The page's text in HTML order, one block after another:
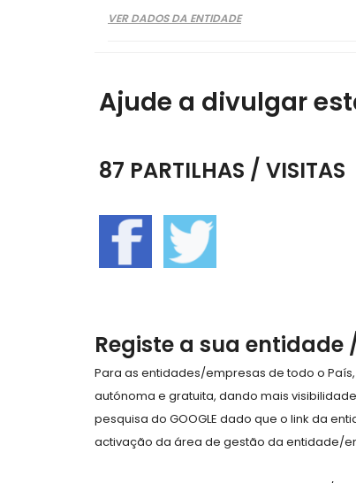
VER DADOS DA ENTIDADE
Ajude a divulgar
87 PARTILHAS / VISITAS
Registe a sua entidade
Para as entidades/empresas de todo o
autónoma e gratuita, dando mais
pesquisa do GOOGLE dado que o link da
activação da área de gestão da entidade/